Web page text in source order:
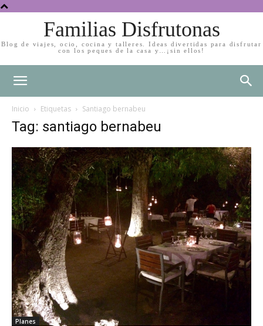
Familias Disfrutonas
Blog de viajes, ocio, cocina y talleres. Ideas divertidas para disfrutar
con los peques de la casa y…¡sin ellos!
Inicio Etiquetas Santiago bernabeu
Tag: santiago bernabeu
Planes